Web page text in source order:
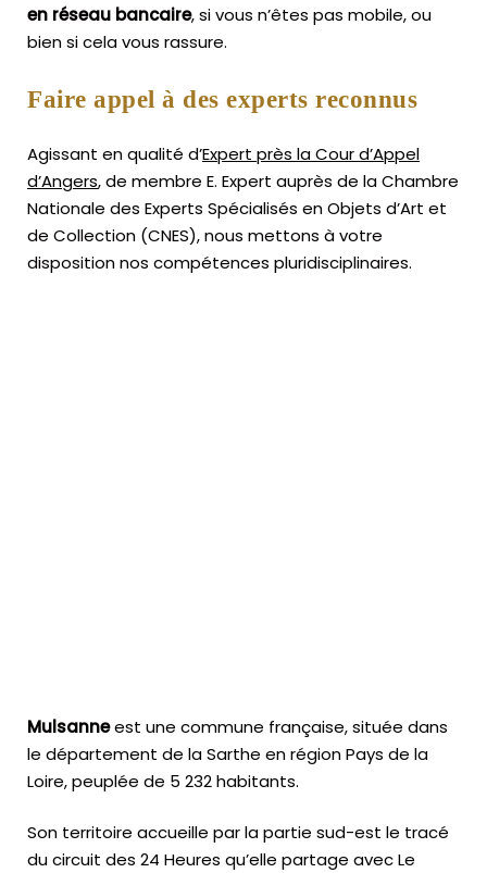
en réseau bancaire, si vous n’êtes pas mobile, ou
bien si cela vous rassure.
Faire appel à des experts reconnus
Agissant en qualité d’Expert près la Cour d’Appel
d’Angers, de membre E. Expert auprès de laChambre
Nationale des Experts Spécialisés en Objets d’Art et
de Collection (CNES),nous mettons à votre
disposition nos compétences pluridisciplinaires.
Mulsanneest une commune française, située dans
le département de la Sarthe en région Pays de la
Loire, peuplée de 5 232 habitants.
Son territoire accueille par la partie sud-est le tracé
du circuit des 24 Heures qu’elle partage avec Le